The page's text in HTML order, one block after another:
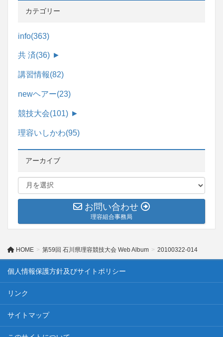
カテゴリー
info(363)
共 済(36) ►
講習情報(82)
newヘアー(23)
競技大会(101) ►
理容いしかわ(95)
アーカイブ
お問い合わせ
理容組合事務局
HOME 第59回 石川県理容競技大会 Web Album 20100322-014
個人情報保護方針及びサイトポリシー
リンク
サイトマップ